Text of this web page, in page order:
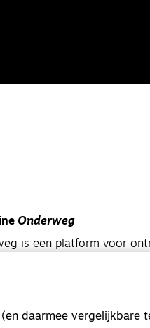
Onderweg
is een platform voor
33277063
daarmee vergelijkbare